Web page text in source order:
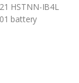
HSTNN-IB4L
battery